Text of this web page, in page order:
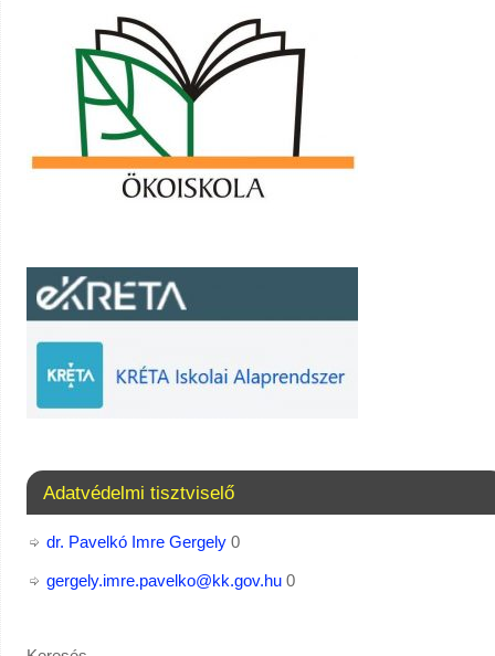
Adatvédelmi tisztviselő
dr. Pavelkó Imre Gergely0
gergely.imre.pavelko@kk.gov.hu0